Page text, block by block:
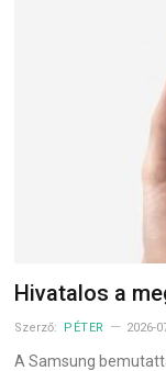
Hivatalos a
Szerző: PÉTER 2026-
A Samsung